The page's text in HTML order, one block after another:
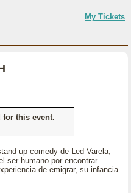
My Tickets
for this event.
up comedy de Led Varela,
ser humano por encontrar
de emigrar, su infancia